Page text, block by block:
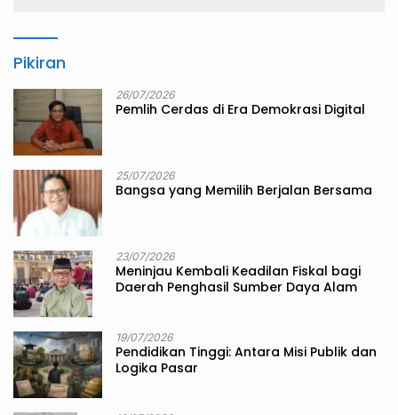
Pikiran
26/07/2026
Pemlih Cerdas di Era Demokrasi Digital
25/07/2026
Bangsa yang Memilih Berjalan Bersama
23/07/2026
Meninjau Kembali Keadilan Fiskal bagi
Daerah Penghasil Sumber Daya Alam
19/07/2026
Pendidikan Tinggi: Antara Misi Publik dan
Logika Pasar